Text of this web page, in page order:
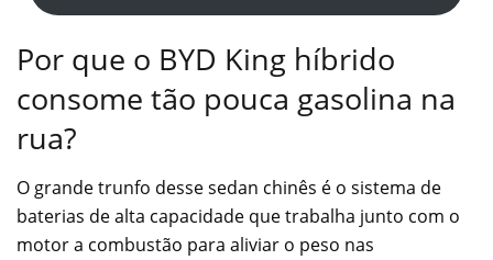
Por que o BYD King híbrido
consome tão pouca gasolina na
rua?
O grande trunfo desse sedan chinês é o sistema de
baterias de alta capacidade que trabalha junto com o
motor a combustão para aliviar o peso nas